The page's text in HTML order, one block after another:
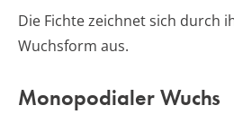
Die Fichte zeichnet sich durch
Wuchsform aus.
Monopodialer Wuchs